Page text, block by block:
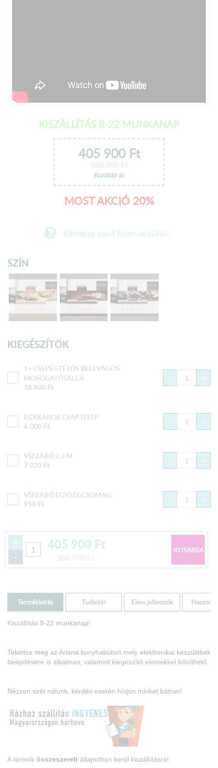
KISZÁLLÍTÁS 8-22 MUNKANAP
405 900Ft
Korábbi ár
MOST AKCIÓ 20%
Kérdése van? Írjon nekünk!
SZÍN
KIEGÉSZÍTŐK
1+ CSEPEGTETŐS BELEVÁGÓS
MOSOGATÓTÁLCA
18 800 Ft
- +
EGYKAROS CSAPTELEP
6 000 Ft - +
VÍZZÁRÓ 2,6 M
7 020 Ft - +
VÍZZÁRÓ EGYSÉGCSOMAG
950 Ft - +
+
-
405 900 Ft
Termékleírás Tudástér Elem jellemzők Hasznos
Kiszállítás 8-22 munkanap!
Tekintse meg az Ariana konyhabútort mely elektronikai készülékek
beépítésére is alkalmas, valamint kiegészítő elemekkel bővíthető.
Nézzen szét nálunk, kérdés esetén hívjon minket bátran!
A termék összeszerelt állapotban kerül kiszállításra!